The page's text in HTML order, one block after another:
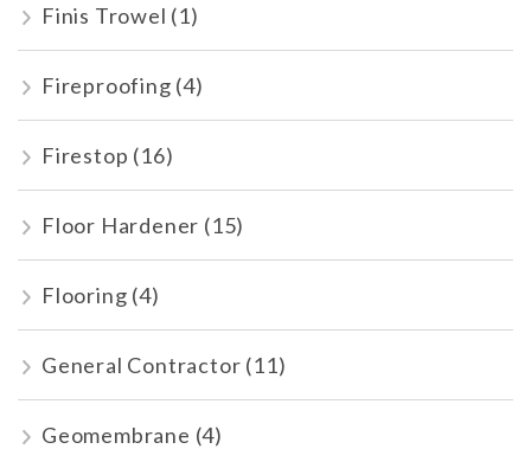
Finis Trowel (1)
Fireproofing (4)
Firestop (16)
Floor Hardener (15)
Flooring (4)
General Contractor (11)
Geomembrane (4)